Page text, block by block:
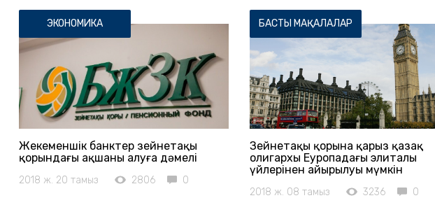
ЭКОНОМИКА
Жекеменшік банктер зейнетақы
қорындағы ақшаны алуға дәмелі
2018 ж. 20 тамыз 2806 0
БАСТЫ МАҚАЛАЛАР
Зейнетақы қорына қарыз қазақ
олигархы Еуропадағы элиталы
үйлерінен айырылуы мүмкін
2018 ж. 08 тамыз 3236 0